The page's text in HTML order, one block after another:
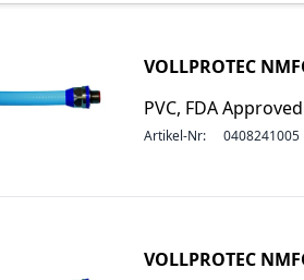
VOLLPROTEC
PVC, FDA
Artikel-Nr: 0408241005
VOLLPROTEC